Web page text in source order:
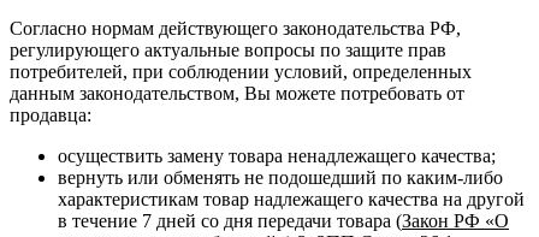
Согласно нормам действующего законодательства РФ,
регулирующего актуальные вопросы по защите прав
потребителей, при соблюдении условий, определенных
данным законодательством, Вы можете потребовать от
продавца:
осуществить замену товара ненадлежащего качества;
вернуть или обменять не подошедший по каким-либо
характеристикам товар надлежащего качества на другой
в течение 7 дней со дня передачи товара (Закон РФ «О